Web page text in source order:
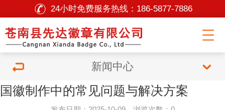
24小时免费服务热线： 186-5877-7886
新闻中心
国徽制作中的常见问题与解决方案